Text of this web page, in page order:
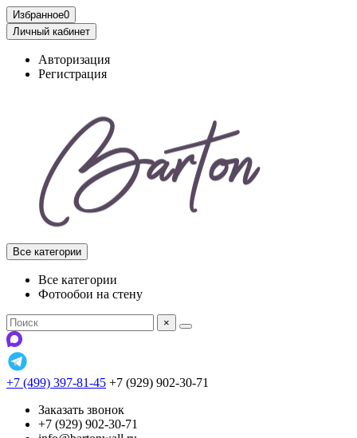
Избранное0
Личный кабинет
Авторизация
Регистрация
Все категории
Все категории
Фотообои на стену
×
+7 (499) 397-81-45 +7 (929) 902-30-71
Заказать звонок
+7 (929) 902-30-71